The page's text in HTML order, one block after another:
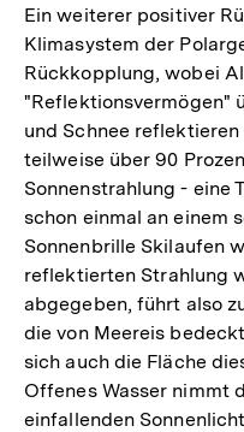
Ein weiterer positiver
Klimasystem der
Rückkopplung, wobei
"Reflektionsvermögen"
und Schnee
teilweise über 90
Sonnenstrahlung - eine
schon einmal an einem
Sonnenbrille Skilaufen
reflektierten Strahlung
abgegeben, führt also
die von Meereis
sich auch die Fläche
Offenes Wasser nimmt
einfallenden